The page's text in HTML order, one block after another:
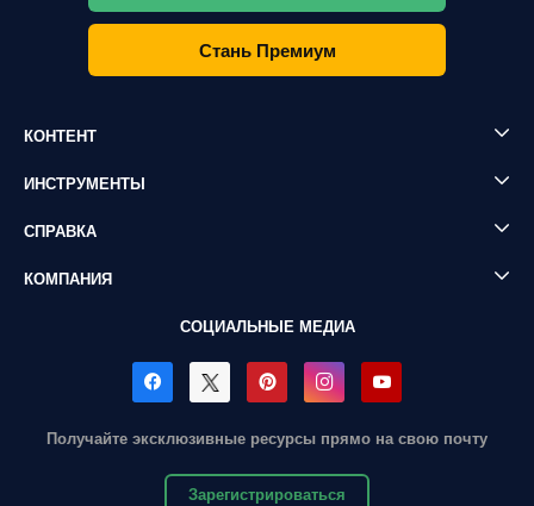
Стань Премиум
КОНТЕНТ
ИНСТРУМЕНТЫ
СПРАВКА
КОМПАНИЯ
СОЦИАЛЬНЫЕ МЕДИА
Получайте эксклюзивные ресурсы прямо на свою почту
Зарегистрироваться